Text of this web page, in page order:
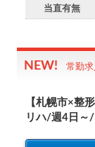
当直有無
常勤
【札幌市×整
リハ/週4日～